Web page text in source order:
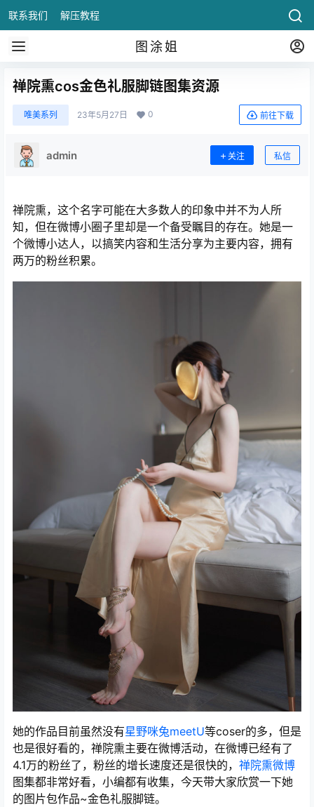
联系我们 解压教程
图涂姐
禅院熏cos金色礼服脚链图集资源
唯美系列 23年5月27日 0 前往下载
admin 关注 私信
禅院熏，这个名字可能在大多数人的印象中并不为人所
知，但在微博小圈子里却是一个备受瞩目的存在。她是一
个微博小达人，以搞笑内容和生活分享为主要内容，拥有
两万的粉丝积累。
她的作品目前虽然没有星野咪兔meetU等coser的多，但是
也是很好看的，禅院熏主要在微博活动，在微博已经有了
4.1万的粉丝了，粉丝的增长速度还是很快的， 禅院熏微博
图集都非常好看，小编都有收集，今天带大家欣赏一下她
的图片包作品~金色礼服脚链。